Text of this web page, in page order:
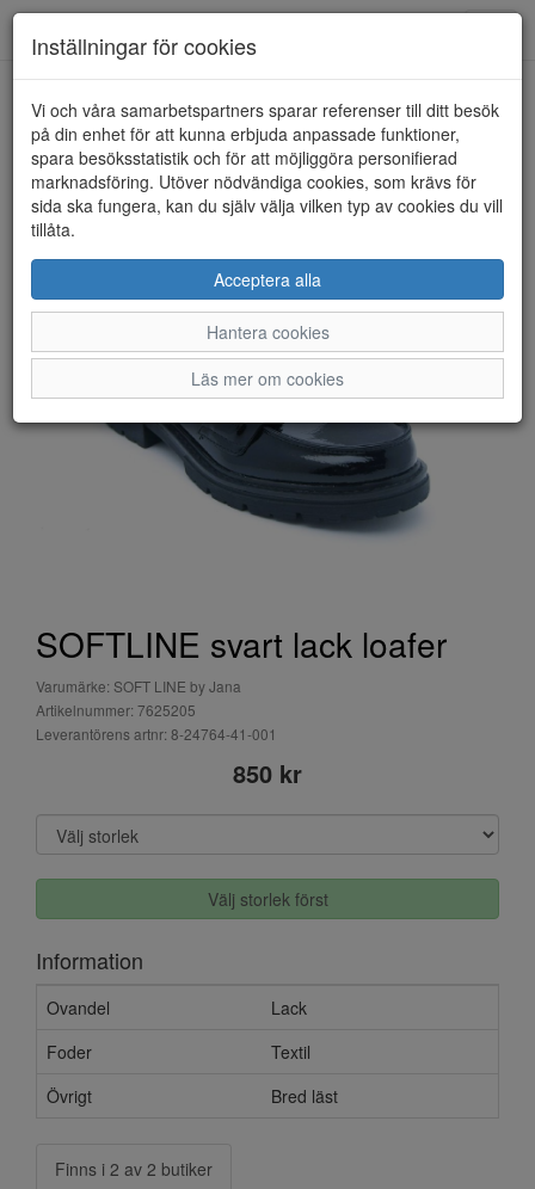
HEM SOFT LINE BY JANA
SOFTLINE svart lack loafer
Varumärke: SOFT LINE by Jana
Artikelnummer: 7625205
Leverantörens artnr: 8-24764-41-001
850 kr
Välj storlek först
Information
Ovandel
Lack
Foder
Textil
Övrigt
Bred läst
Finns i 2 av 2 butiker
Inställningar för cookies
Vi och våra samarbetspartners sparar referenser till ditt besök
på din enhet för att kunna erbjuda anpassade funktioner,
spara besöksstatistik och för att möjliggöra personifierad
marknadsföring. Utöver nödvändiga cookies, som krävs för
sida ska fungera, kan du själv välja vilken typ av cookies du vill
tillåta.
Acceptera alla
Hantera cookies
Läs mer om cookies